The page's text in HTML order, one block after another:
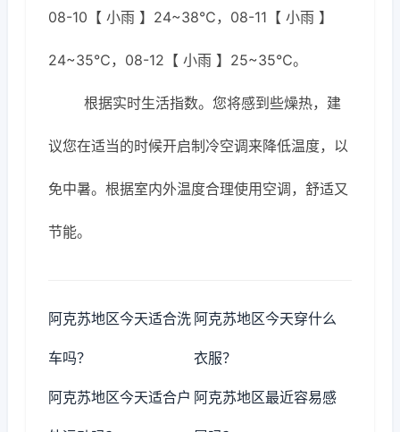
08-10【 小雨 】24~38℃，08-11【 小雨 】
24~35℃，08-12【 小雨 】25~35℃。
根据实时生活指数。您将感到些燥热，建
议您在适当的时候开启制冷空调来降低温度，以
免中暑。根据室内外温度合理使用空调，舒适又
节能。
阿克苏地区今天适合洗
车吗？
阿克苏地区今天穿什么
衣服？
阿克苏地区今天适合户 阿克苏地区最近容易感